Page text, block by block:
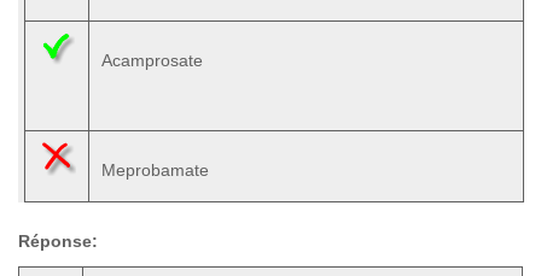
Acamprosate
Meprobamate
Réponse: